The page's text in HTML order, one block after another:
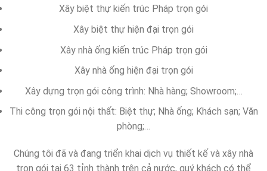
Xây biệt thự kiến trúc Pháp trọn gói
Xây biệt thự hiện đại trọn gói
Xây nhà ống kiến trúc Pháp trọn gói
Xây nhà ống hiện đại trọn gói
Xây dựng trọn gói công trình: Nhà hàng; Showroom;…
Thi công trọn gói nội thất: Biệt thự; Nhà ống; Khách sạn; Văn
phòng;…
Chúng tôi đã và đang triển khai dịch vụ thiết kế và xây nhà
trọn gói tại 63 tỉnh thành trên cả nước, quý khách có thể